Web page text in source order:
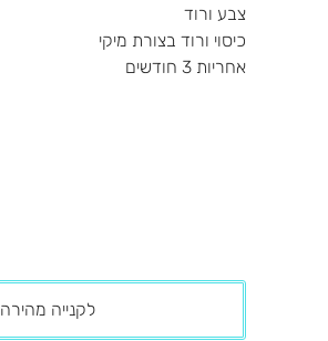
צבע ורוד
כיסוי ורוד בצורת מיקי
אחריות 3 חודשים
לקנייה מהירה